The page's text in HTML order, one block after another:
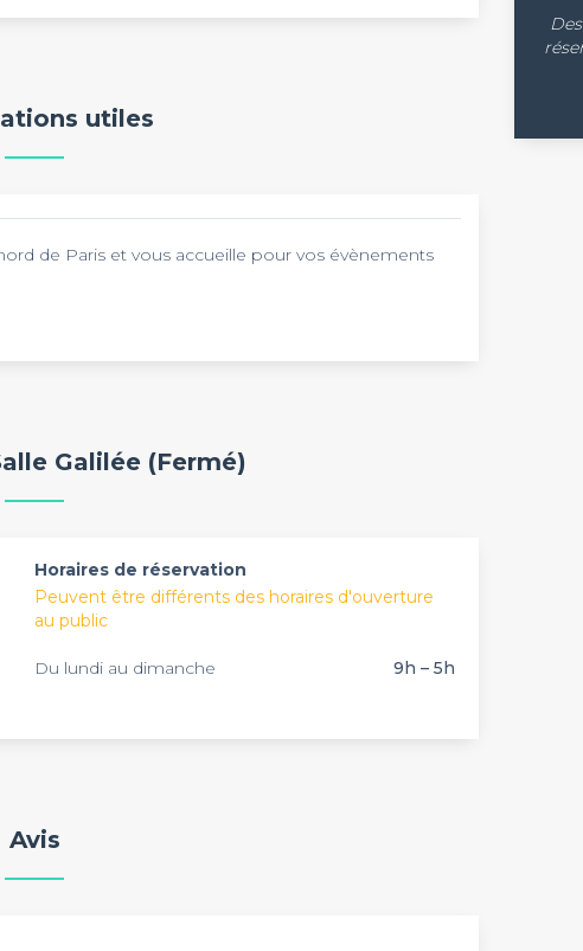
utiles
de Paris et vous accueille pour vos évènements
!
Galilée (Fermé)
Horaires de réservation
Peuvent être différents des horaires d'ouverture
au public
Du lundi au dimanche 9h – 5h
Avis